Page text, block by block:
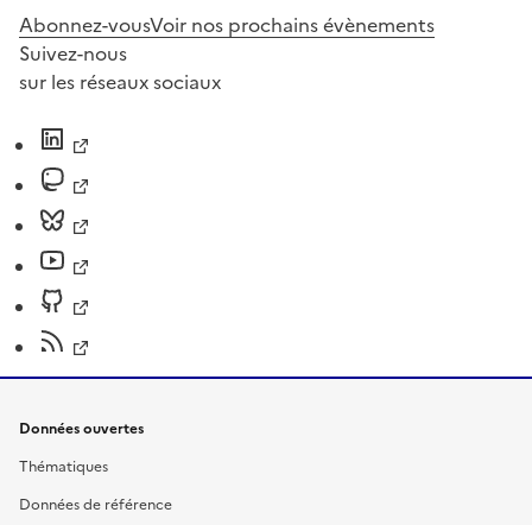
Abonnez-vousVoir nos prochains évènements
Suivez-nous
sur les réseaux sociaux
Données ouvertes
Thématiques
Données de référence